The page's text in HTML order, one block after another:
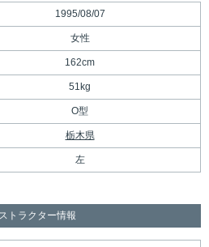
1995/08/07
女性
162cm
51kg
O型
栃木県
左
トラクター情報